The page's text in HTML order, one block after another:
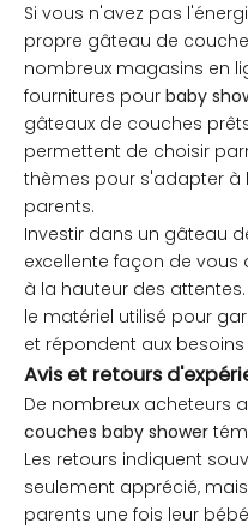
Si vous n'avez pas
propre gâteau de
nombreux magasins en
fournitures pour baby
gâteaux de couches
permettent de choisir
thèmes pour s'adapter à
parents.
Investir dans un gâteau
excellente façon de
à la hauteur des
le matériel utilisé pour
et répondent aux
Avis et retours
De nombreux acheteurs
couches baby shower
Les retours indiquent
seulement apprécié,
parents une fois leur